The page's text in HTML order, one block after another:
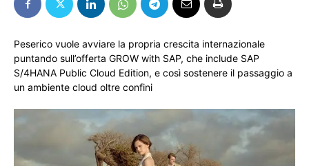
Peserico vuole avviare la propria crescita internazionale
puntando sull’offerta GROW with SAP, che include SAP
S/4HANA Public Cloud Edition, e così sostenere il passaggio a
un ambiente cloud oltre confini